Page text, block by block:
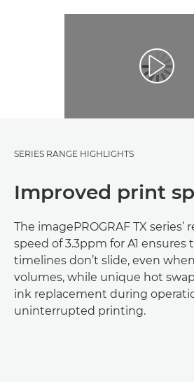
SERIES RANGE HIGHLIGHTS
Improved print
The imagePROGRAF TX
speed of 3.3ppm for A1 ensures
timelines don’t slide, even
volumes, while unique hot
ink replacement during
uninterrupted printing.